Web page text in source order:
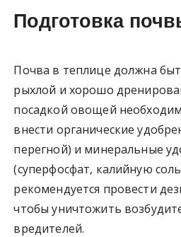
Подготовка
Почва в теплице должна
рыхлой и хорошо
посадкой овощей
внести органические
перегной) и минеральные
(суперфосфат, калийную
рекомендуется провести
чтобы уничтожить
вредителей.